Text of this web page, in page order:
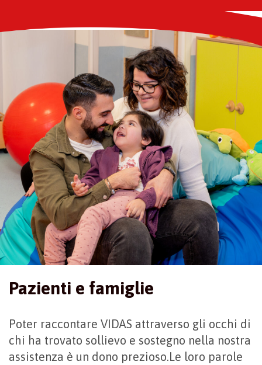
Pazienti e famiglie
Poter raccontare VIDAS attraverso gli occhi di
chi ha trovato sollievo e sostegno nella nostra
assistenza è un dono prezioso.Le loro parole